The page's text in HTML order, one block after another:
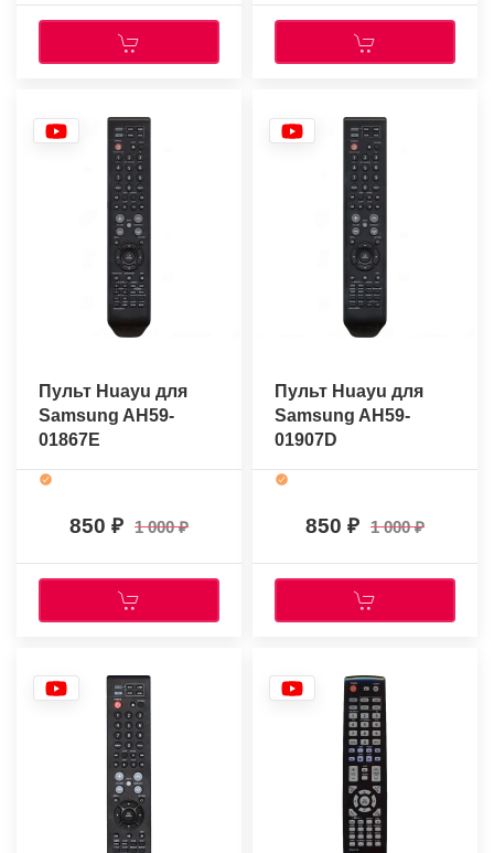
Пульт Huayu для
Samsung AH59-
01867E
850 1 000
Пульт Huayu для
Samsung AH59-
01907D
850 1 000